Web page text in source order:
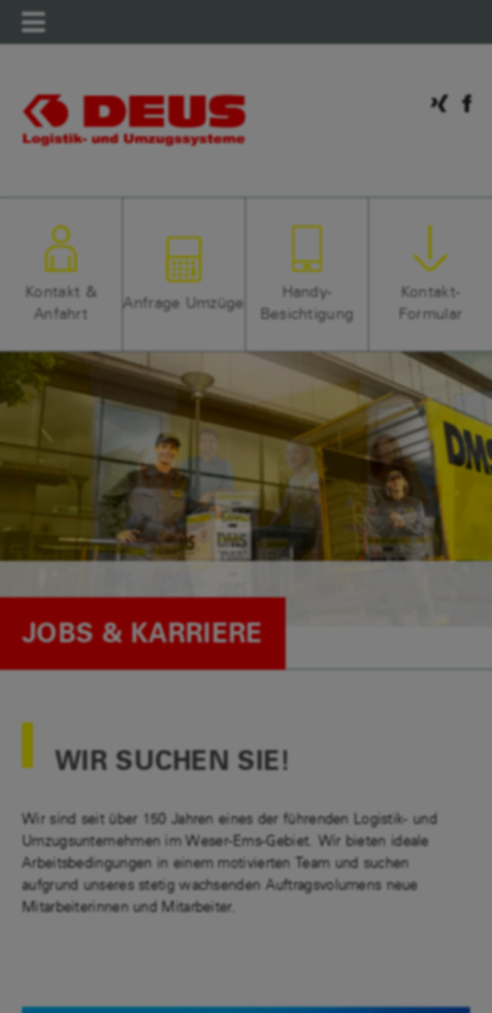
Mobilmenü
Kontakt &
Anfahrt
Anfrage Umzüge
Handy-
Besichtigung
Kontakt-
Formular
JOBS & KARRIERE
WIR SUCHEN SIE!
Wir sind seit über 150 Jahren eines der führenden Logistik- und
Umzugsunternehmen im Weser-Ems-Gebiet. Wir bieten ideale
Arbeitsbedingungen in einem motivierten Team und suchen
aufgrund unseres stetig wachsenden Auftragsvolumens neue
Mitarbeiterinnen und Mitarbeiter.